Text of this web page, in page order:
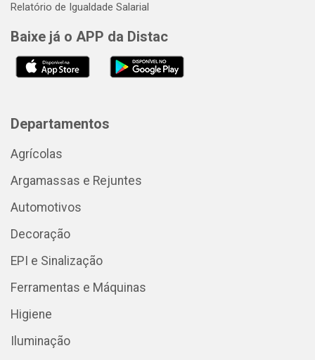
Relatório de Igualdade Salarial
Baixe já o APP da Distac
Departamentos
Agrícolas
Argamassas e Rejuntes
Automotivos
Decoração
EPI e Sinalização
Ferramentas e Máquinas
Higiene
Iluminação